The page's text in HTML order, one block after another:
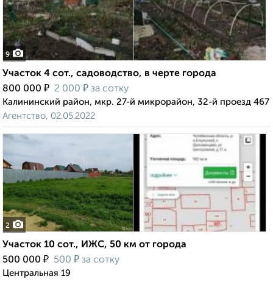
9
Участок 4 сот., садоводство, в черте города
800 000 ₽ 2 000 ₽ за сотку
Калининский район, мкр. 27-й микрорайон, 32-й проезд 467
Агентство, 02.05.2022
2
Участок 10 сот., ИЖС, 50 км от города
500 000 ₽ 500 ₽ за сотку
Центральная 19